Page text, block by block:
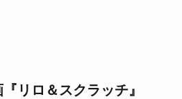
リロ＆スクラッチ』